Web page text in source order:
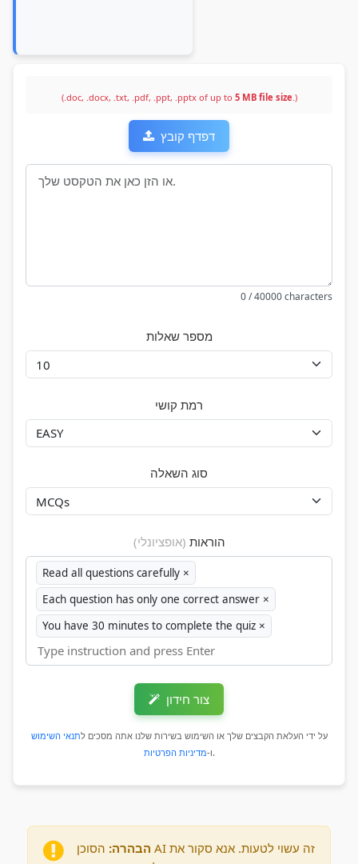
(.doc, .docx, .txt, .pdf, .ppt, .pptx of up to 5 MB file size.)
דפדף קובץ
0 / 40000 characters
מספר שאלות
רמת קושי
סוג השאלה
הוראות (אופציונלי)
Read all questions carefully ×
Each question has only one correct answer ×
You have 30 minutes to complete the quiz ×
צור חידון
על ידי העלאת הקבצים שלך או השימוש בשירות שלנו אתה מסכים לתנאי השימוש
ו‑מדיניות הפרטיות .
הבהרה: הסוכן AI זה עשוי לטעות. אנא סקור את